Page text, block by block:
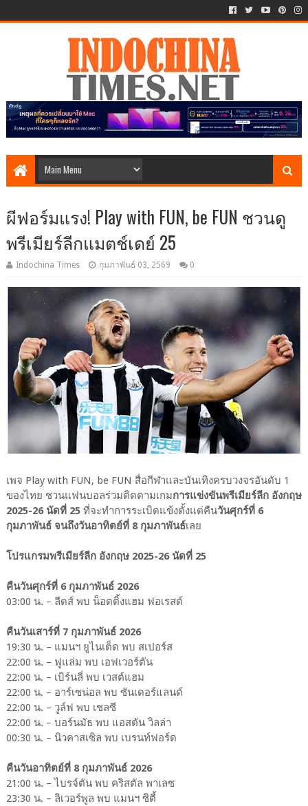
ผีฟอร์มแรง! Play with FUN, be FUN ชวนดู
พรีเมียร์ลีกแมตช์เดย์ 25
Indochina Times กุมภาพันธ์ 03, 2569 0
เพจ Play with FUN, be FUN สื่อกีฬาและบันเทิงครบวงจรอันดับ 1
ของไทย ชวนแฟนบอลร่วมติดตามเกมการแข่งขันพรีเมียร์ลีก อังกฤษ
2025-26 นัดที่ 25ที่จะทำการระเบิดแข้งตั้งแต่คืนวันศุกร์ที่ 6
กุมภาพันธ์ จนถึงวันอาทิตย์ที่ 8 กุมภาพันธ์เลย
โปรแกรมพรีเมียร์ลีก อังกฤษ 2025-26 นัดที่ 25
คืนวันศุกร์ที่ 6 กุมภาพันธ์ 2026
03:00 น. – ลีดส์ พบ น็อตติ้งแฮม ฟอเรสต์
คืนวันเสาร์ที่ 7 กุมภาพันธ์ 2026
19:30 น. – แมนฯ ยูไนเต็ด พบ สเปอร์ส
22:00 น. – ฟูแล่ม พบ เอฟเวอร์ตัน
22:00 น. – เบิร์นลี่ พบ เวสต์แฮม
22:00 น. – อาร์เซน่อล พบ ซันเดอร์แลนด์
22:00 น. – วูล์ฟ พบ เชลซี
22:00 น. – บอร์นมัธ พบ แอสตัน วิลล่า
00:30 น. – นิวคาสเซิล พบ เบรนท์ฟอร์ด
คืนวันอาทิตย์ที่ 8 กุมภาพันธ์ 2026
21:00 น. – ไบรจ์ตัน พบ คริสตัล พาเลซ
23:30 น. – ลิเวอร์พูล พบ แมนฯ ซิตี้